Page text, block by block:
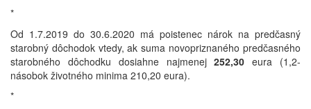
*
Od 1.7.2019 do 30.6.2020 má poistenec nárok na predčasný
starobný dôchodok vtedy, ak suma novopriznaného predčasného
starobného dôchodku dosiahne najmenej252,30eura (1,2-
násobok životného minima 210,20 eura).
*